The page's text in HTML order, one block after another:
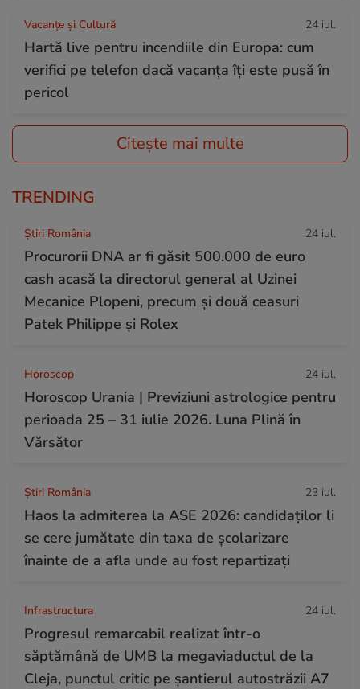
Vacanțe și Cultură 24 iul.
Hartă live pentru incendiile din Europa: cum
verifici pe telefon dacă vacanța îți este pusă în
pericol
Citește mai multe
TRENDING
Știri România 24 iul.
Procurorii DNA ar fi găsit 500.000 de euro
cash acasă la directorul general al Uzinei
Mecanice Plopeni, precum și două ceasuri
Patek Philippe și Rolex
Horoscop 24 iul.
Horoscop Urania | Previziuni astrologice pentru
perioada 25 – 31 iulie 2026. Luna Plină în
Vărsător
Știri România 23 iul.
Haos la admiterea la ASE 2026: candidaților li
se cere jumătate din taxa de școlarizare
înainte de a afla unde au fost repartizați
Infrastructura 24 iul.
Progresul remarcabil realizat într-o
săptămână de UMB la megaviaductul de la
Cleja, punctul critic pe șantierul autostrăzii A7